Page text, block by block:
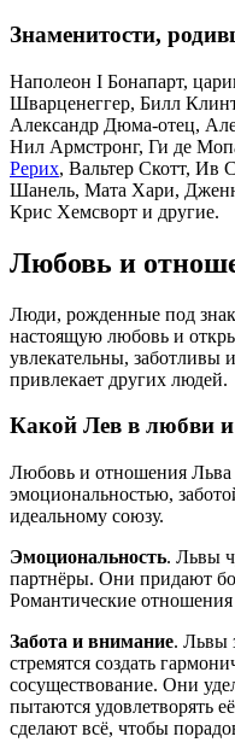
Знаменитости,
Наполеон I Бонапарт,
Шварценеггер, Билл
Александр Дюма-отец,
Нил Армстронг, Ги де
Рерих, Вальтер Скотт, Ив
Шанель, Мата Хари,
Крис Хемсворт и другие.
Любовь и
Люди, рожденные под
настоящую любовь и
увлекательны, заботливы
привлекает других людей.
Какой Лев в любви
Любовь и отношения Льва
эмоциональностью,
идеальному союзу.
Эмоциональность. Львы
партнёры. Они придают
Романтические
Забота и внимание. Львы
стремятся создать
сосуществование. Они
пытаются удовлетворять
сделают всё, чтобы